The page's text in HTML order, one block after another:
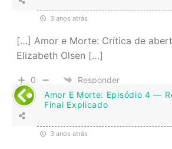
3 anos atrás
[…] Amor e Morte: Crítica de
Elizabeth Olsen […]
0
Responder
Amor E Morte: Episódio 4 —
Final Explicado
3 anos atrás